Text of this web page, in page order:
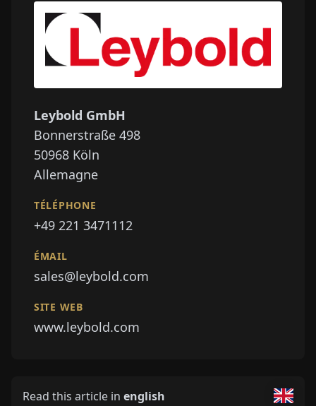
Leybold GmbH
Bonnerstraße 498
50968 Köln
Allemagne
TÉLÉPHONE
+49 221 3471112
ÉMAIL
sales@leybold.com
SITE WEB
www.leybold.com
Read this article in english